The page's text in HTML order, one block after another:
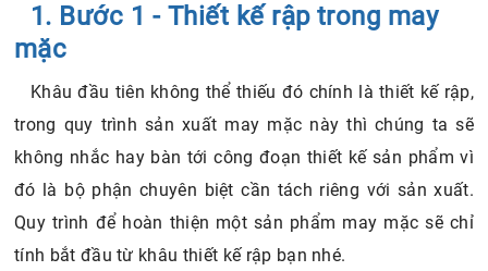
1. Bước 1 - Thiết kế rập trong may
mặc
Khâu đầu tiên không thể thiếu đó chính là thiết kế rập,
trong quy trình sản xuất may mặc này thì chúng ta sẽ
không nhắc hay bàn tới công đoạn thiết kế sản phẩm vì
đó là bộ phận chuyên biệt cần tách riêng với sản xuất.
Quy trình để hoàn thiện một sản phẩm may mặc sẽ chỉ
tính bắt đầu từ khâu thiết kế rập bạn nhé.